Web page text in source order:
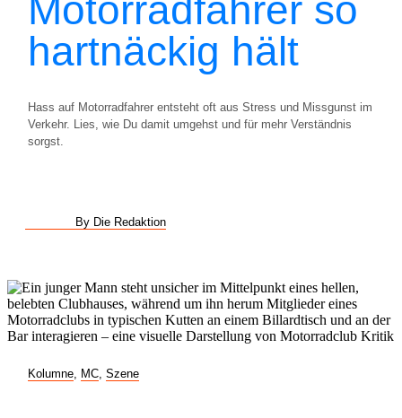
Motorradfahrer so
hartnäckig hält
Hass auf Motorradfahrer entsteht oft aus Stress und Missgunst im
Verkehr. Lies, wie Du damit umgehst und für mehr Verständnis
sorgst.
By Die Redaktion
Kolumne MC Szene